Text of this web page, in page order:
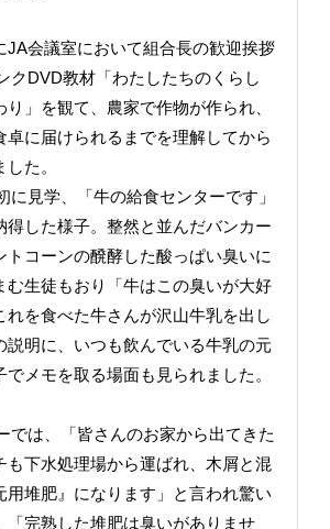
JA会議室において組合長の歓迎挨拶
クDVD教材「わたしたちのくらし
り」を観て、農家で作物が作られ、
卓に届けられるまでを理解してから
た。
に見学、「牛の給食センターです」
得した様子。整然と並んだバンカー
トコーンの醗酵した酸っぱい臭いに
む生徒もおり「牛はこの臭いが大好
れを食べた牛さんが沢山牛乳を出し
説明に、いつも飲んでいる牛乳の元
でメモを取る場面も見られました。
では、「皆さんのお家から出てきた
も下水処理場から運ばれ、木屑と混
用堆肥』になります」と言われ驚い
「完熟した堆肥は臭いがありませ